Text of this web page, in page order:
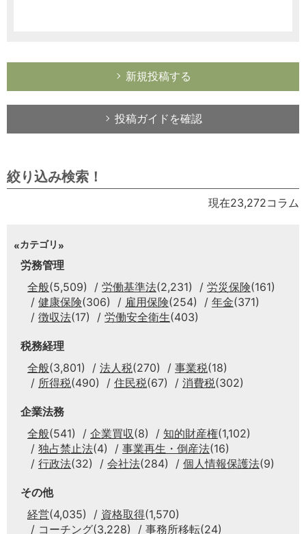
新規投稿する
投稿ガイドを確認
絞り込み検索！
現在23,272コラム
カテゴリ
労務管理
全般(5,509) 労働基準法(2,231) 労災保険(161)
健康保険(306) 雇用保険(254) 年金(371)
徴収法(17) 労働安全衛生(403)
税務経理
全般(3,801) 法人税(270) 事業税(18)
所得税(490) 住民税(67) 消費税(302)
企業法務
全般(541) 企業買収(8) 知的財産権(1,102)
独占禁止法(4) 事業再生・倒産法(16)
行政法(32) 会社法(284) 個人情報保護法(9)
その他
経営(4,035) 資格取得(1,570)
コーチング(3,228) 事務所移転(24)